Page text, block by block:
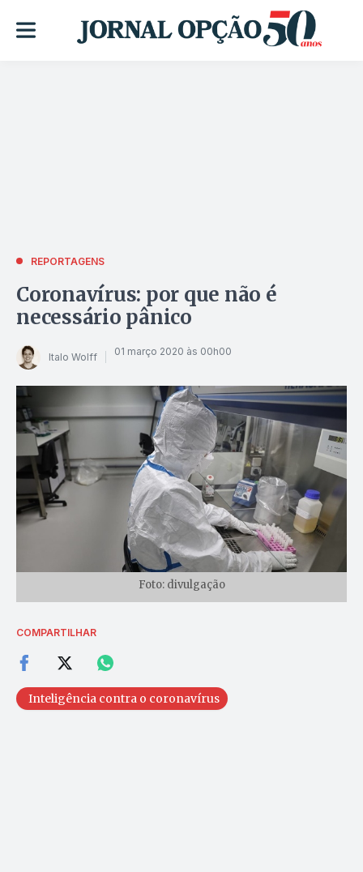
REPORTAGENS
Coronavírus: por que não é
necessário pânico
Italo Wolff 01 março 2020 às 00h00
Foto: divulgação
COMPARTILHAR
Inteligência contra o coronavírus